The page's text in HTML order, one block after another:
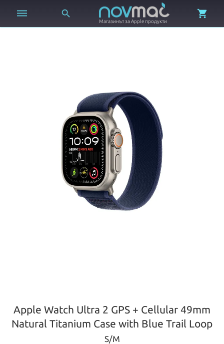
 
Магазинът за Apple продукти

Apple Watch Ultra 2 GPS + Cellular 49mm
Natural Titanium Case with Blue Trail Loop
S/M